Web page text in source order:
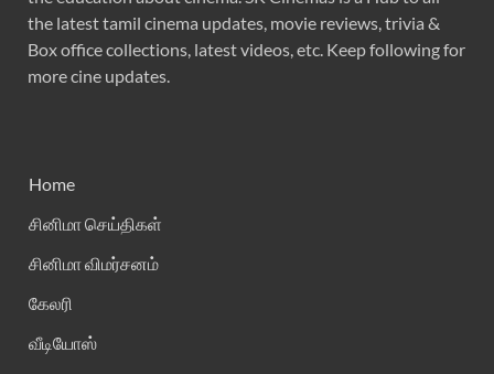
the latest tamil cinema updates, movie reviews, trivia &
Box office collections, latest videos, etc. Keep following for
more cine updates.
Home
சினிமா செய்திகள்
சினிமா விமர்சனம்
கேலரி
வீடியோஸ்